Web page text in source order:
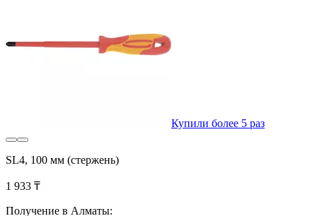
Купили более 5 раз
SL4, 100 мм (стержень)
1 933 ₸
Получение в Алматы: